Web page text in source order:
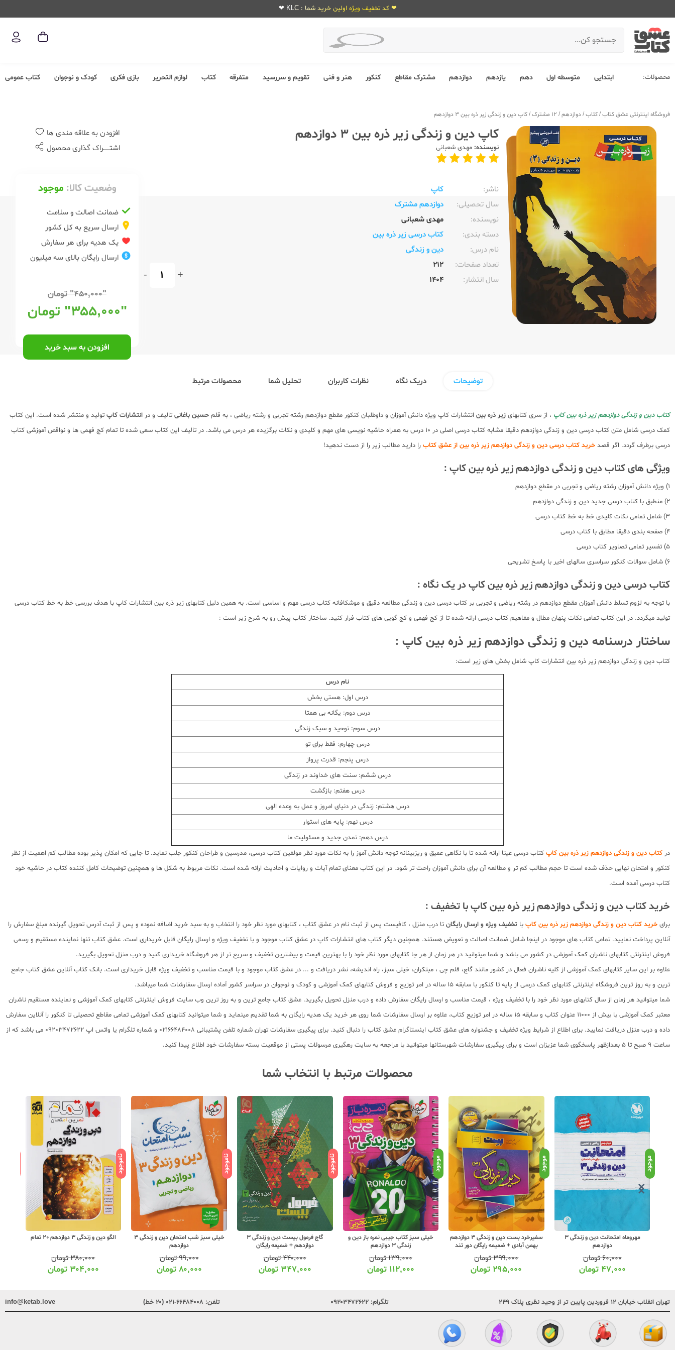
❤ کد تخفیف ویژه اولین خرید شما : KLC ❤
محصولات: ابتدایی متوسطه اول دهم یازدهم دوازدهم مشترک مقاطع کنکور هنر و فنی تقویم و سررسید متفرقه کتاب لوازم التحریر بازی فکری کودک و نوجوان کتاب عمومی
فروشگاه اینترنتی عشق کتاب/کتاب/دوازدهم/ 12 مشترک /کاپ دین و زندگی زیر ذره بین 3 دوازدهم
کاپ دین و زندگی زیر ذره بین 3 دوازدهم
نویسنده: مهدی شعبانی
ناشر:‌
کاپ
سال تحصیلی:‌
دوازدهم مشترک
نویسنده:‌
مهدی شعبانی
دسته بندی:
کتاب درسی زیر ذره بین
نام درس:
دین و زندگی
تعداد صفحات:‌
212
سال انتشار:‌
1404
+
-
افزودن به علاقه مندی ها
اشتــــــراک گذاری محصول
وضعیت کالا: موجود
ضمانت اصالت و سلامت
ارسال سریع به کل کشور
یک هدیه برای هر سفارش
ارسال رایگان بالای سه میلیون
"۴۵۰,۰۰۰" تومان
"۳۵۵,۰۰۰" تومان
افزودن به سبد خرید
توضیحات دریک نگاه نظرات کاربران تحلیل شما محصولات مرتبط
کتاب دین و زندگی دوازدهم زیر ذره بین کاپ ، از سری کتابهای زیر ذره بین انتشارات کاپ ویژه دانش آموزان و داوطلبان کنکور مقطع دوازدهم رشته تجربی و رشته ریاضی ، به قلم حسین باغانی تالیف و در انتشارات کاپ تولید و منتشر شده است. این کتاب
کمک درسی شامل متن کتاب درسی دین و زندگی دوازدهم دقیقا مشابه کتاب درسی اصلی در 10 درس به همراه حاشیه نویسی های مهم و کلیدی و نکات برگزیده هر درس می باشد. در تالیف این کتاب سعی شده تا تمام کج فهمی ها و نواقص آموزشی کتاب
درسی برطرف گردد. اگر قصد خرید کتاب درسی دین و زندگی دوازدهم زیر ذره بین از عشق کتاب را دارید مطالب زیر را از دست ندهید!
ویژگی های کتاب دین و زندگی دوازدهم زیر ذره بین کاپ :
1) ویژه دانش آموزان رشته ریاضی و تجربی در مقطع دوازدهم
2) منطبق با کتاب درسی جدید دین و زندگی دوازدهم
3) شامل تمامی نکات کلیدی خط به خط کتاب درسی
4) صفحه بندی دقیقا مطابق با کتاب درسی
5) تفسیر تمامی تصاویر کتاب درسی
6) شامل سوالات کنکور سراسری سالهای اخیر با پاسخ تشریحی
کتاب درسی دین و زندگی دوازدهم زیر ذره بین کاپ در یک نگاه :
با توجه به لزوم تسلط دانش آموزان مقطع دوازدهم در رشته ریاضی و تجربی بر کتاب درسی دین و زندگی مطالعه دقیق و موشکافانه کتاب درسی مهم و اساسی است. به همین دلیل کتابهای زیر ذره بین انتشارات کاپ با هدف بررسی خط به خط کتاب درسی
تولید میگردد. در این کتاب تمامی نکات پنهان مطال و مفاهیم کتاب درسی ارائه شده تا از کج فهمی و کج گویی های کتاب فرار کنید. ساختار کتاب پیش رو به شرح زیر است :
ساختار درسنامه دین و زندگی دوازدهم زیر ذره بین کاپ :
کتاب دین و زندگی دوازدهم زیر ذره بین انتشارات کاپ شامل بخش های زیر است:
نام درس
درس اول: هستی بخش
درس دوم: یگانه بی همتا
درس سوم: توحید و سبک زندگی
درس چهارم: فقط برای تو
درس پنجم: قدرت پرواز
درس ششم: سنت های خداوند در زندگی
درس هفتم: بازگشت
درس هشتم: زندگی در دنیای امروز و عمل به وعده الهی
درس نهم: پایه های استوار
درس دهم: تمدن جدید و مسئولیت ما
در کتاب دین و زندگی دوازدهم زیر ذره بین کاپ کتاب درسی عینا ارائه شده تا با نگاهی عمیق و ریزبینانه توجه دانش آموز را به نکات مورد نظر مولفین کتاب درسی، مدرسین و طراحان کنکور جلب نماید. تا جایی که امکان پذیر بوده مطالب کم اهمیت از نظر
کنکور و امتحان نهایی حذف شده است تا حجم مطالب کم تر و مطالعه آن برای دانش آموزان راحت تر شود. در این کتاب معنای تمام آیات و روایات و احادیث ارائه شده است. نکات مربوط به شکل ها و همچنین توضیحات کامل کننده کتاب در حاشیه خود
کتاب درسی آمده است.
خرید کتاب دین و زندگی دوازدهم زیر ذره بین کاپ با تخفیف :
برای خرید کتاب دین و زندگی دوازدهم زیر ذره بین کاپ با تخفیف ویژه و ارسال رایگان تا درب منزل ، کافیست پس از ثبت نام در عشق کتاب ، کتابهای مورد نظر خود را انتخاب و به سبد خرید اضافه نموده و پس از ثبت آدرس تحویل گیرنده مبلغ سفارش را
آنلاین پرداخت نمایید. تمامی کتاب های موجود در اینجا شامل ضمانت اصالت و تعویض هستند. همچنین دیگر کتاب های انتشارات کاپ در عشق کتاب موجود و با تخفیف ویژه و ارسال رایگان قابل خریداری است. عشق کتاب تنها نماینده مستقیم و رسمی
فروش اینترنتی کتابهای ناشران کمک آموزشی در کشور می باشد و شما میتوانید در هر زمان از هر جا کتابهای مورد نظر خود را با بهترین قیمت و بیشترین تخفیف و سریع تر از هر فروشگاه خریداری کنید و درب منزل تحویل بگیرید.
علاوه بر این سایر کتابهای کمک آموزشی از کلیه ناشران فعال در کشور مانند گاج، قلم چی ، مبتکران، خیلی سبز، راه اندیشه، نشر دریافت و ... در عشق کتاب موجود و با قیمت مناسب و تخفیف ویژه قابل خریداری است. بانک کتاب آنلاین عشق کتاب جامع
ترین و به روز ترین فروشگاه اینترنتی کتابهای کمک درسی از پایه تا کنکور با سابقه 15 ساله در امر توزیع و فروش کتابهای کمک آموزشی و کودک و نوجوان در سراسر کشور آماده ارسال سفارشات شما میباشد.
شما میتوانید هر زمان از سال کتابهای مورد نظر خود را با تخفیف ویژه ، قیمت مناسب و ارسال رایگان سفارش داده و درب منزل تحویل بگیرید. عشق کتاب جامع ترین و به روز ترین وب سایت فروش اینترنتی کتابهای کمک آموزشی و نماینده مستقیم ناشران
معتبر کمک آموزشی با بیش از 11000 عنوان کتاب و سابقه 15 ساله در امر توزیع کتاب، علاوه بر ارسال سفارشات شما روی هر خرید یک هدیه رایگان به شما تقدیم مینماید و شما میتوانید کتابهای کمک آموزشی تمامی مقاطع تحصیلی تا کنکور را آنلاین سفارش
داده و درب منزل دریافت نمایید. برای اطلاع از شرایط ویژه تخفیف و جشنواره های عشق کتاب اینستاگرام عشق کتاب را دنبال کنید. برای پیگیری سفارشات تهران شماره تلفن پشتیبانی 02166484008 و شماره تلگرام یا واتس اپ 09203472622 می باشد که از
ساعت 9 صبح تا 5 بعدازظهر پاسخگوی شما عزیزان است و برای پیگیری سفارشات شهرستانها میتوانید با مراجعه به سایت رهگیری مرسولات پستی از موقعیت بسته سفارشات خود اطلاع پیدا کنید.
محصولات مرتبط با انتخاب شما
موجود
مهروماه امتحانت دین و زندگی 3
دوازدهم
۶۰,۰۰۰تومان
۴۷,۰۰۰ تومان
موجود
سفیرخرد بست دین و زندگی 3 دوازدهم
بهمن آبادی + ضمیمه رایگان دور تند
۳۹۹,۰۰۰تومان
۲۹۵,۰۰۰ تومان
موجود
خیلی سبز کتاب جیبی نمره باز دین و
زندگی 3 دوازدهم
۱۳۹,۰۰۰تومان
۱۱۲,۰۰۰ تومان
ناموجود
گاج فرمول بیست دین و زندگی 3
دوازدهم + ضمیمه رایگان
۴۴۰,۰۰۰تومان
۳۴۷,۰۰۰ تومان
ناموجود
خیلی سبز شب امتحان دین و زندگی 3
دوازدهم
۹۹,۰۰۰تومان
۸۰,۰۰۰ تومان
ناموجود
الگو دین و زندگی 3 دوازدهم 20 تمام
۳۸۰,۰۰۰تومان
۳۰۴,۰۰۰ تومان
تهران انقلاب خیابان ۱۲ فروردین پایین تر از وحید نظری پلاک ۲۴۹ تلگرام: ۰۹۲۰۳۴۷۲۶۲۲ تلفن: ۶۶۴۸۴۰۰۸-۰۲۱ (۲۰ خط) info@ketab.love